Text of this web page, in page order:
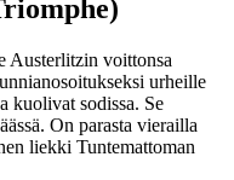
Austerlitzin voittonsa
urheille
kuolivat sodissa. Se
On parasta vierailla
liekki Tuntemattoman